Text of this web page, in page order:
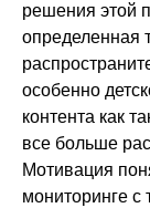
решения этой
определенная
особенно
контента как
все больше
Мотивация
мониторинге с